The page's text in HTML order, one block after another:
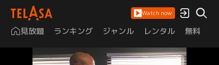
Watch now
見放題 ランキング ジャンル レンタル 無料